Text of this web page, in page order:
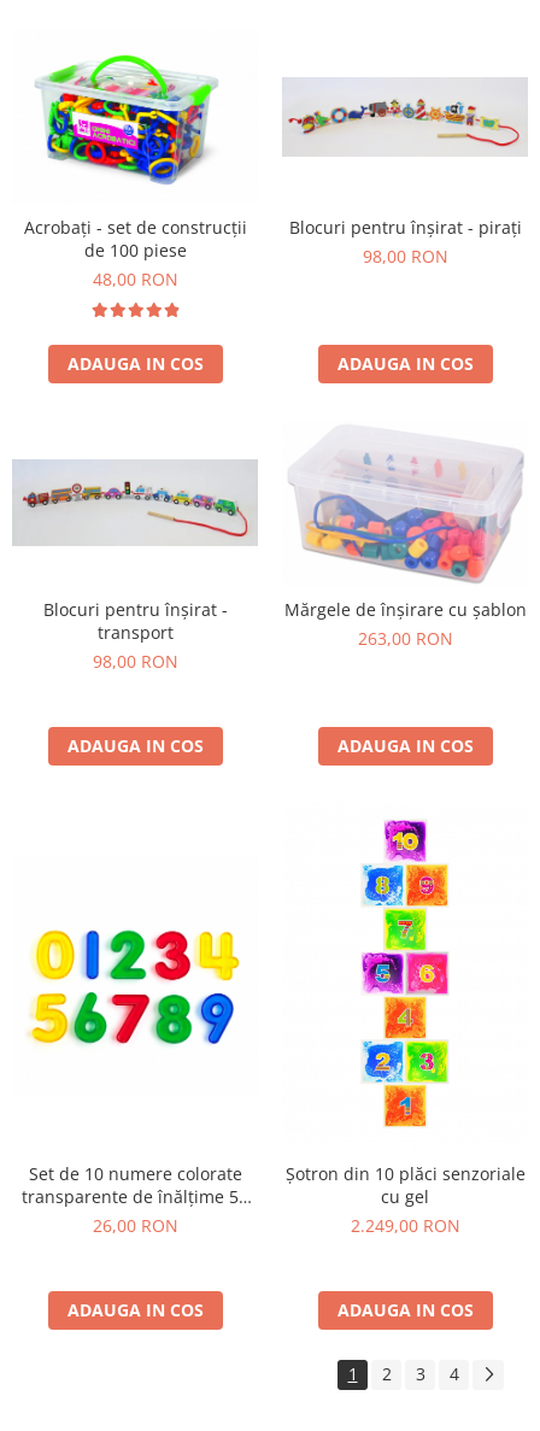
Acrobați - set de construcții
de 100 piese
48,00 RON
ADAUGA IN COS
Blocuri pentru înșirat - pirați
98,00 RON
ADAUGA IN COS
Blocuri pentru înșirat -
transport
98,00 RON
ADAUGA IN COS
Mărgele de înșirare cu șablon
263,00 RON
ADAUGA IN COS
Set de 10 numere colorate
transparente de înălțime 50
mm
26,00 RON
ADAUGA IN COS
Șotron din 10 plăci senzoriale
cu gel
2.249,00 RON
ADAUGA IN COS
1 2 3 4